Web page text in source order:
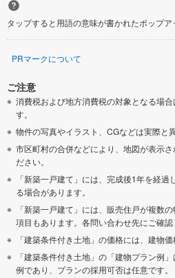
タップすると用語の意味が書かれたポップア
PRマークについて
ご注意
消費税および地方消費税の対象となる場
す。
物件の写真やイラスト、CGなどは実際と
市区町村の合併などにより、地図が表示
ださい。
「新築一戸建て」には、完成後1年を経
る場合があります。
「新築一戸建て」には、販売住戸が複数
項目もあります。各問い合わせ先にご確認
「建築条件付き土地」の価格には、建物価
「建築条件付き土地」の「建物プラン例
例であり、プランの採用可否は任意です。